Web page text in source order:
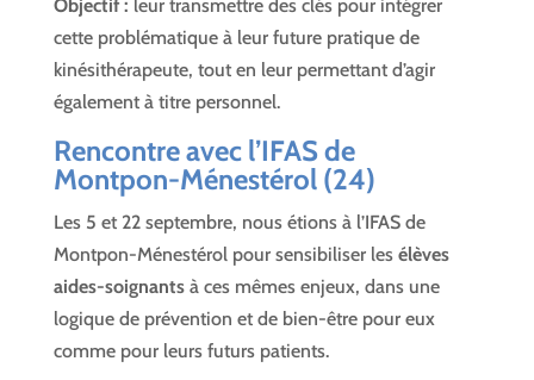
Objectif : leur transmettre des clés pour intégrer
cette problématique à leur future pratique de
kinésithérapeute, tout en leur permettant d’agir
également à titre personnel.
Rencontre avec l’IFAS de
Montpon-Ménestérol (24)
Les 5 et 22 septembre, nous étions à l’IFAS de
Montpon-Ménestérol pour sensibiliser les élèves
aides-soignantsà ces mêmes enjeux, dans une
logique de prévention et de bien-être pour eux
comme pour leurs futurs patients.